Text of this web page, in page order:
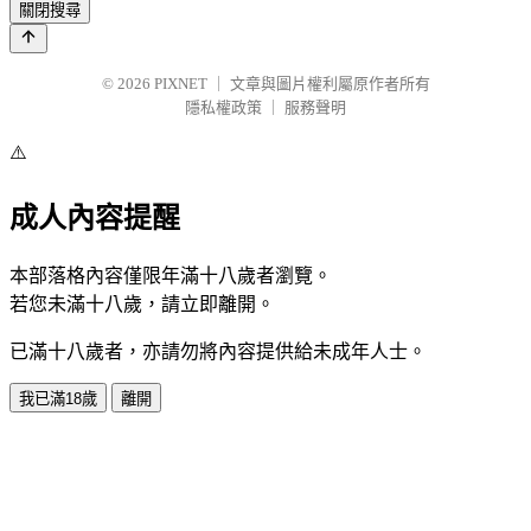
關閉搜尋
© 2026 PIXNET
文章與圖片權利屬原作者所有
隱私權政策
服務聲明
⚠️
成人內容提醒
本部落格內容僅限年滿十八歲者瀏覽。
若您未滿十八歲，請立即離開。
已滿十八歲者，亦請勿將內容提供給未成年人士。
我已滿18歲 離開